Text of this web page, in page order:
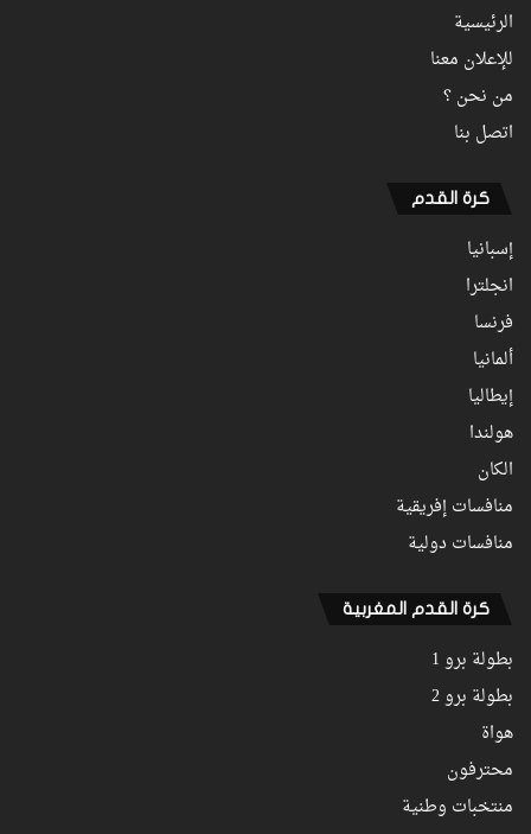
الرئيسية
للإعلان معنا
من نحن ؟
اتصل بنا
كرة القدم
إسبانيا
انجلترا
فرنسا
ألمانيا
إيطاليا
هولندا
الكان
منافسات إفريقية
منافسات دولية
كرة القدم المغربية
بطولة برو 1
بطولة برو 2
هواة
محترفون
منتخبات وطنية